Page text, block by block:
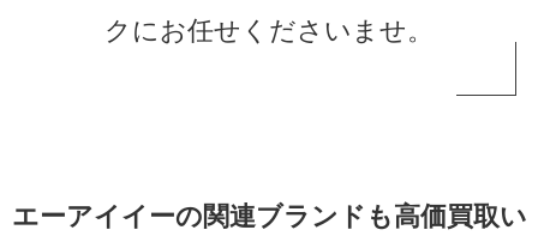
クにお任せくださいませ。
エーアイイーの関連ブランドも高価買取い